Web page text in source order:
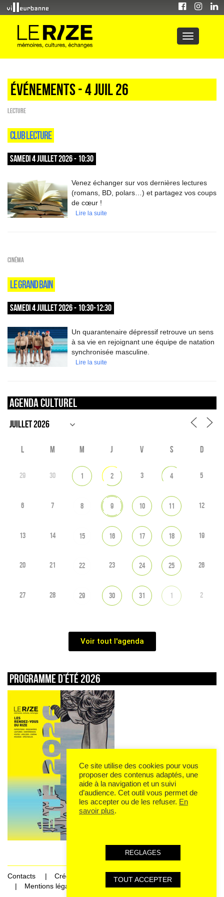
Événements - 4 Juil 26
Lecture
CLUB LECTURE
SAMEDI 4 JUILLET 2026 - 10:30
Venez échanger sur vos dernières lectures
(romans, BD, polars…) et partagez vos coups
de cœur !
Lire la suite
Cinéma
LE GRAND BAIN
SAMEDI 4 JUILLET 2026 - 10:30-12:30
Un quarantenaire dépressif retrouve un sens
à sa vie en rejoignant une équipe de natation
synchronisée masculine.
Lire la suite
Agenda culturel
L M M J V S D
29 30 1 2 3 4 5
6 7 8 9 10 11 12
13 14 15 16 17 18 19
20 21 22 23 24 25 26
27 28 29 30 31 1 2
Voir tout l'agenda
Programme d’été 2026
Contacts
Crédits
Mentions légales et données personnelles
Ce site utilise des cookies pour vous
proposer des contenus adaptés, une
aide à la navigation et un suivi
d’audience. Cet outil vous permet de
les accepter ou de les refuser. En
savoir plus.
REGLAGES
TOUT ACCEPTER